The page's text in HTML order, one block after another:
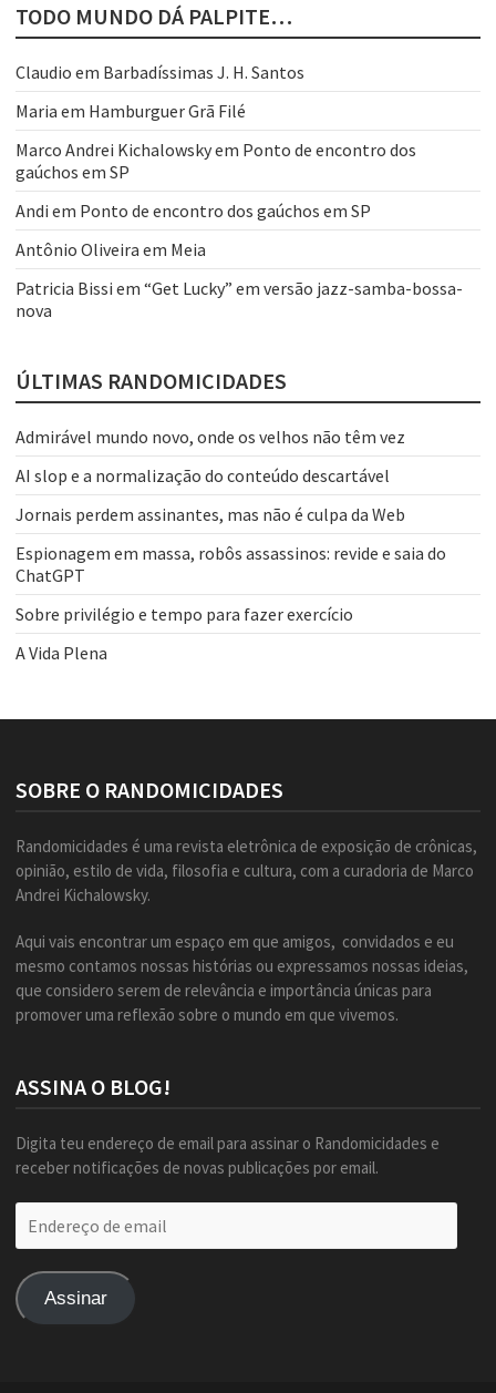
TODO MUNDO DÁ PALPITE…
Claudio em Barbadíssimas J. H. Santos
Maria em Hamburguer Grã Filé
Marco Andrei Kichalowskyem Ponto de encontro dos
gaúchos em SP
Andi em Ponto de encontro dos gaúchos em SP
Antônio Oliveira em Meia
Patricia Bissi em “Get Lucky” em versão jazz-samba-bossa-
nova
ÚLTIMAS RANDOMICIDADES
Admirável mundo novo, onde os velhos não têm vez
AI slop e a normalização do conteúdo descartável
Jornais perdem assinantes, mas não é culpa da Web
Espionagem em massa, robôs assassinos: revide e saia do
ChatGPT
Sobre privilégio e tempo para fazer exercício
A Vida Plena
SOBRE O RANDOMICIDADES
Randomicidades é uma revista eletrônica de exposição de crônicas,
opinião, estilo de vida, filosofia e cultura, com a curadoria de Marco
Andrei Kichalowsky.
Aqui vais encontrar um espaço em que amigos, convidados e eu
mesmo contamos nossas histórias ou expressamos nossas ideias,
que considero serem de relevância e importância únicas para
promover uma reflexão sobre o mundo em que vivemos.
ASSINA O BLOG!
Digita teu endereço de email para assinar o Randomicidades e
receber notificações de novas publicações por email.
de
Assinar